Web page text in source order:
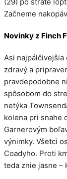
Začneme
Novinky z Finch
Asi najpálčivejšia
zdravý a
pravdepodobne
spôsobom do
netýka
kolena pri snahe
Garnerovým
výnimky. Všetci
Coadyho. Proti
teda znie jasne –